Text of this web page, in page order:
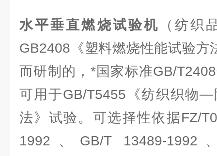
水平垂直燃烧试验机 （纺织
GB2408《塑料燃烧性能试验方
而研制的，*国家标准GB/
可用于GB/T5455《纺织织物
法》试验。可选择性依据FZ/
1992、GB/T 13489-1992